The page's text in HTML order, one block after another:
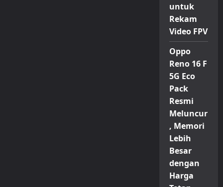
untuk
Rekam
Video FPV
Oppo
Reno 16 F
5G Eco
Pack
Resmi
Meluncur
, Memori
Lebih
Besar
dengan
Harga